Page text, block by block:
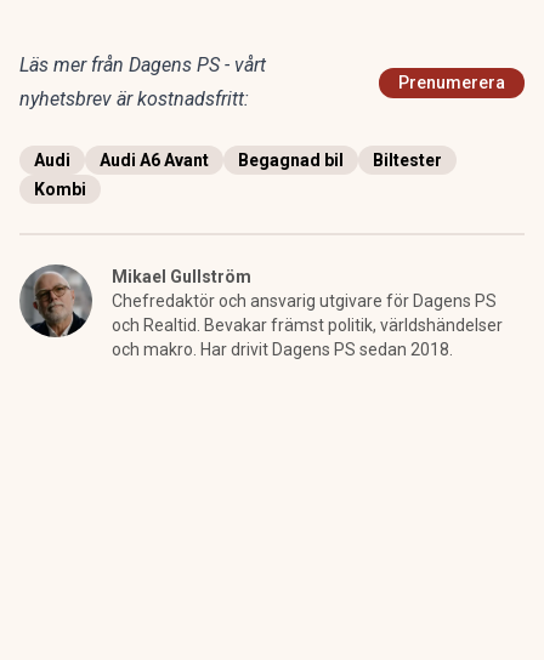
Läs mer från Dagens PS - vårt
nyhetsbrev är kostnadsfritt:
Prenumerera
Audi Audi A6 Avant Begagnad bil
Biltester
Kombi
Mikael Gullström
Chefredaktör och ansvarig utgivare för Dagens PS
och Realtid. Bevakar främst politik, världshändelser
och makro. Har drivit Dagens PS sedan 2018.